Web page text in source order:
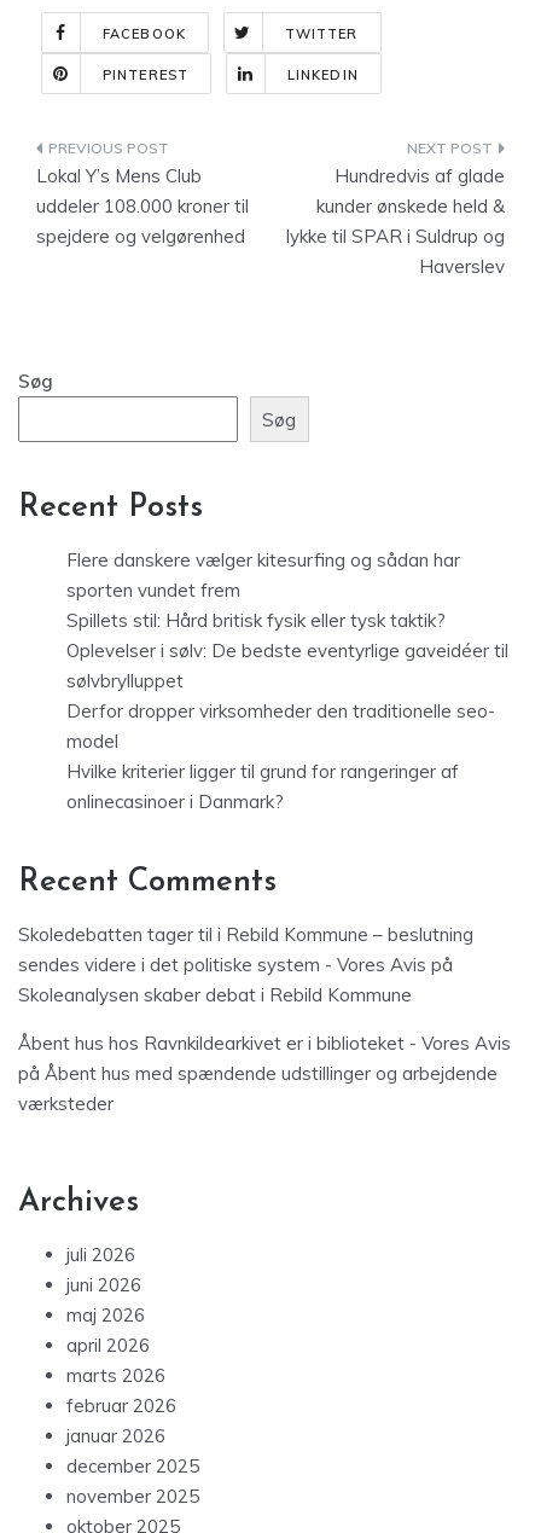
FACEBOOK TWITTER
PINTEREST LINKEDIN
Indlægsnavigation
Lokal Y’s Mens Club
uddeler 108.000 kroner til
spejdere og velgørenhed
Hundredvis af glade
kunder ønskede held &
lykke til SPAR i Suldrup og
Haverslev
Søg
Søg
Recent Posts
Flere danskere vælger kitesurfing og sådan har
sporten vundet frem
Spillets stil: Hård britisk fysik eller tysk taktik?
Oplevelser i sølv: De bedste eventyrlige gaveidéer til
sølvbrylluppet
Derfor dropper virksomheder den traditionelle seo-
model
Hvilke kriterier ligger til grund for rangeringer af
onlinecasinoer i Danmark?
Recent Comments
Skoledebatten tager til i Rebild Kommune – beslutning
sendes videre i det politiske system - Vores Avis på
Skoleanalysen skaber debat i Rebild Kommune
Åbent hus hos Ravnkildearkivet er i biblioteket - Vores Avis
på Åbent hus med spændende udstillinger og arbejdende
værksteder
Archives
juli 2026
juni 2026
maj 2026
april 2026
marts 2026
februar 2026
januar 2026
december 2025
november 2025
oktober 2025